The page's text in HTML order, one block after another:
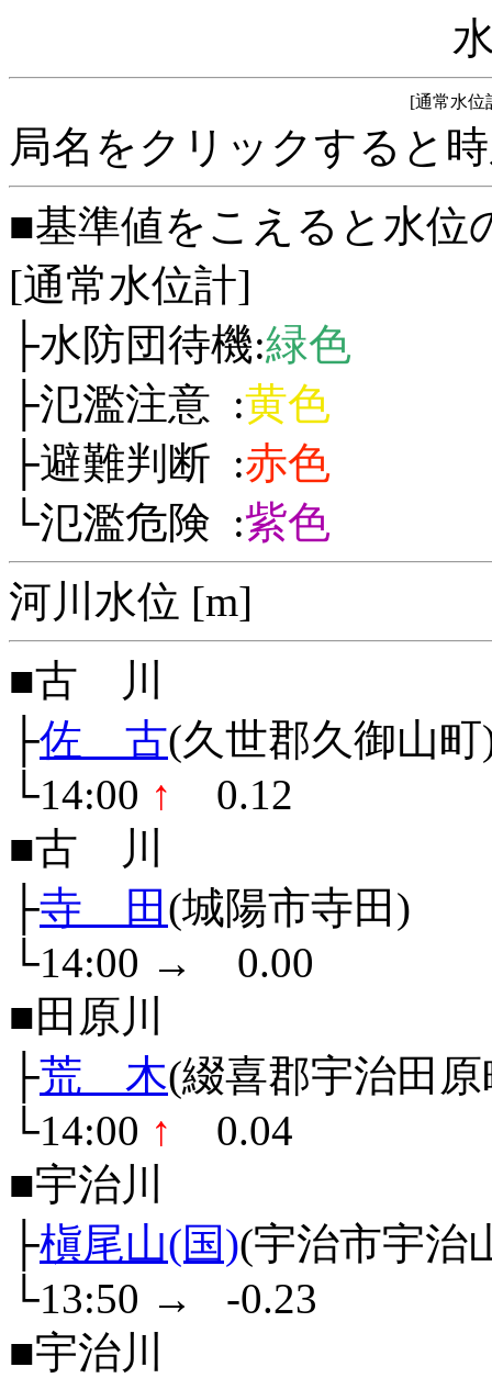
[通常水位
局名をクリックすると
■基準値をこえると水位
[通常水位計]
├水防団待機:緑色
├氾濫注意 :黄色
├避難判断 :赤色
└氾濫危険 :紫色
河川水位 [m]
■古 川
├佐 古(久世郡久御山町
└14:00 ↑
0.12
■古 川
├寺 田 (城陽市寺田)
└14:00 →
0.00
■田原川
├荒 木(綴喜郡宇治田
└14:00 ↑
0.04
■宇治川
├槇尾山(国)(宇治市宇治
└13:50 →
-0.23
■宇治川